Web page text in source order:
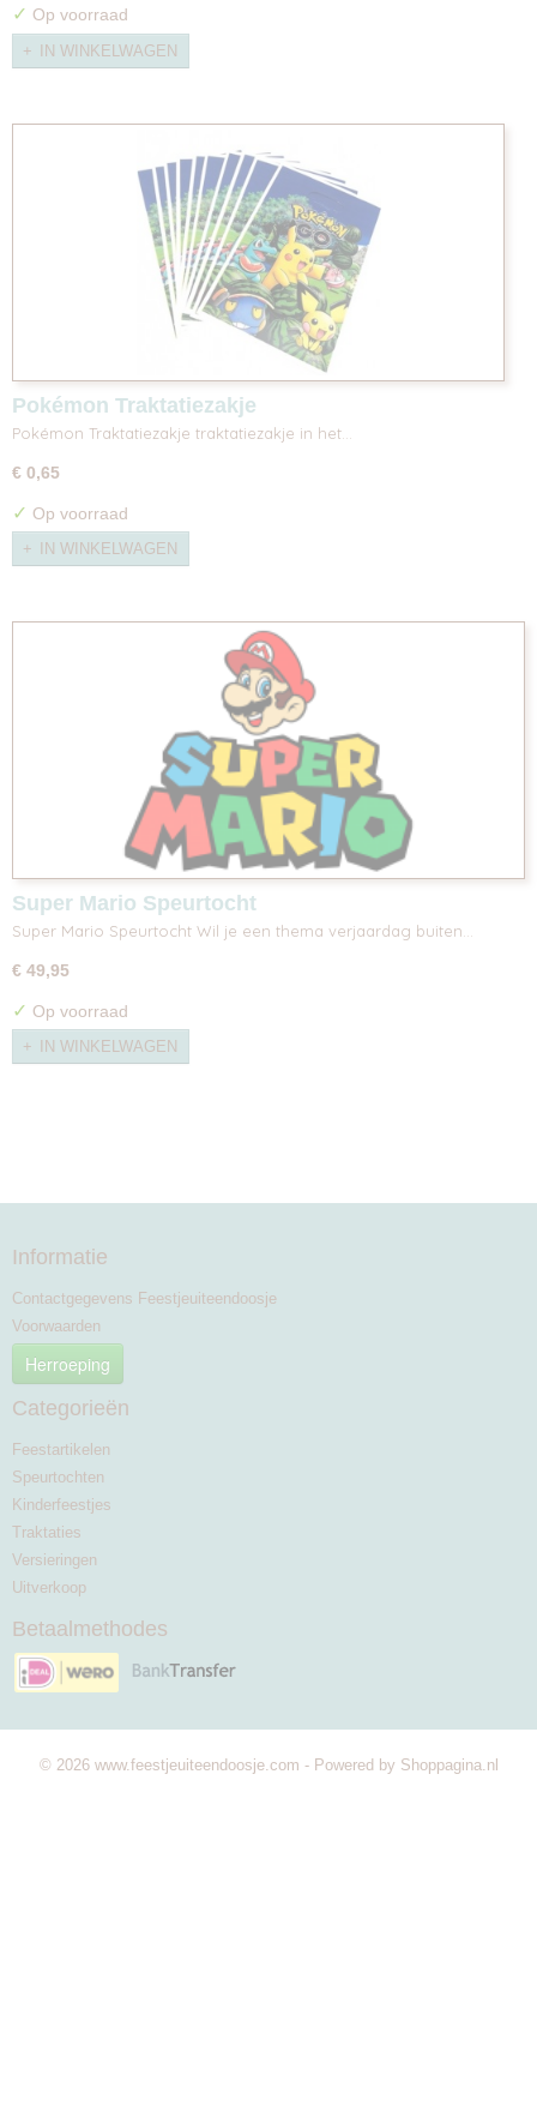
✓ Op voorraad
IN WINKELWAGEN
Pokémon Traktatiezakje
Pokémon Traktatiezakje traktatiezakje in het…
€ 0,65
✓ Op voorraad
IN WINKELWAGEN
Super Mario Speurtocht
Super Mario Speurtocht Wil je een thema verjaardag buiten…
€ 49,95
✓ Op voorraad
IN WINKELWAGEN
Informatie
Contactgegevens Feestjeuiteendoosje
Voorwaarden
Herroeping
Categorieën
Feestartikelen
Speurtochten
Kinderfeestjes
Traktaties
Versieringen
Uitverkoop
Betaalmethodes
© 2026 www.feestjeuiteendoosje.com - Powered by Shoppagina.nl